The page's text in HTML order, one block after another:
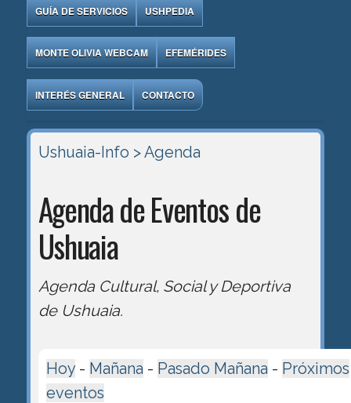
GUÍA DE SERVICIOS USHPEDIA
MONTE OLIVIA WEBCAM EFEMÉRIDES
INTERÉS GENERAL CONTACTO
Ushuaia-Info > Agenda
Agenda de Eventos de
Ushuaia
Agenda Cultural, Social y Deportiva
de Ushuaia.
Hoy- Mañana - Pasado Mañana - Próximos
eventos